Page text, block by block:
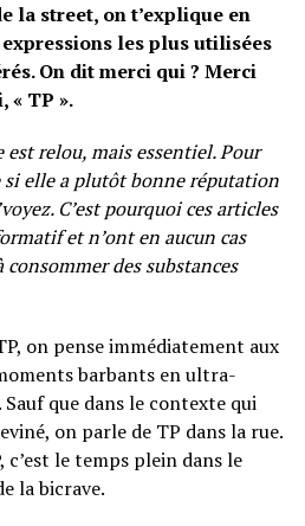
la street, on t’explique en
les plus utilisées
On dit merci qui ? Merci
« TP ».
est relou, mais essentiel. Pour
si elle a plutôt bonne réputation
C’est pourquoi ces articles
et n’ont en aucun cas
des substances
on pense immédiatement aux
barbants en ultra-
que dans le contexte qui
on parle de TP dans la rue.
c’est le temps plein dans le
la bicrave.